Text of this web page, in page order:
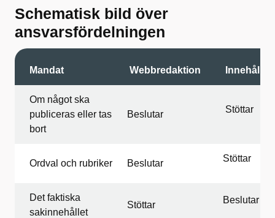
Schematisk bild över
ansvarsfördelningen
Mandat Webbredaktion
Om något ska
publiceras eller tas
bort
Beslutar Stöttar
Ordval och rubriker Beslutar Stöttar
Det faktiska
sakinnehållet
Stöttar Beslutar